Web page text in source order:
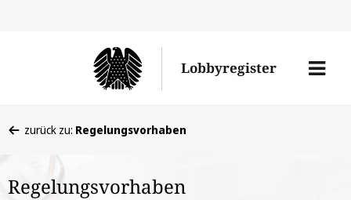
Lobbyregister
Menü
befinden
hier:
zurück zu: Regelungsvorhaben
Regelungsvorhaben